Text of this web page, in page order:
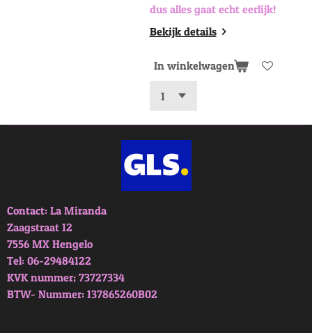
dus alles gaat echt eerlijk!
Bekijk details
In winkelwagen
Contact: La Miranda
Zaagstraat 12
7556 MX Hengelo
Tel: 06-29484122
KVK nummer; 73727334
BTW- Nummer: 137865260B02